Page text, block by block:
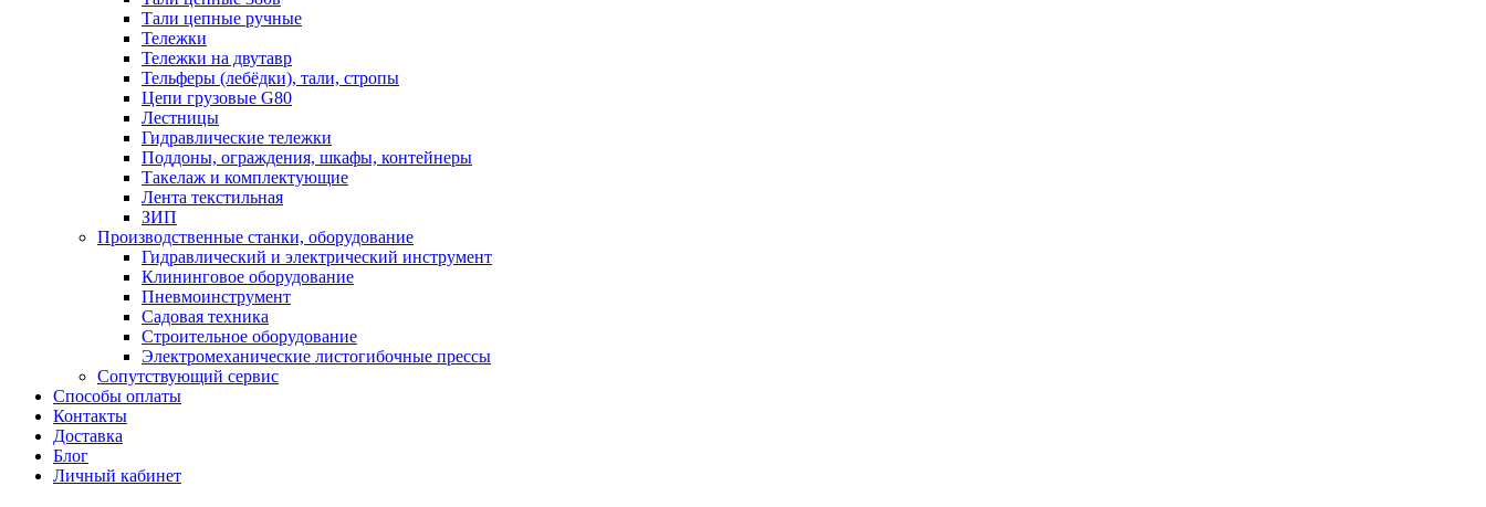
Тали цепные ручные
Тележки
Тележки на двутавр
Тельферы (лебёдки), тали, стропы
Цепи грузовые G80
Лестницы
Гидравлические тележки
Поддоны, ограждения, шкафы, контейнеры
Такелаж и комплектующие
Лента текстильная
ЗИП
Производственные станки, оборудование
Гидравлический и электрический инструмент
Клининговое оборудование
Пневмоинструмент
Садовая техника
Строительное оборудование
Электромеханические листогибочные прессы
Сопутствующий сервис
Способы оплаты
Контакты
Доставка
Блог
Личный кабинет